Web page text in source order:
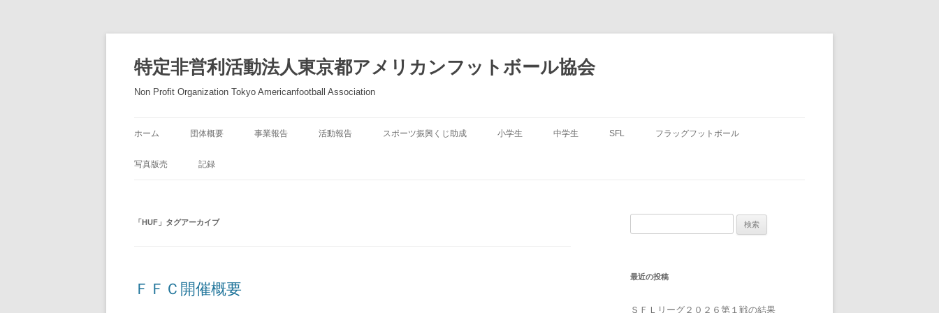
テ
ン
ツ
へ
ス
特定非営利活動法人東京都アメリカンフットボール協会
Non Profit Organization Tokyo Americanfootball Association
ホーム 団体概要 事業報告 活動報告 スポーツ振興くじ助成 小学生 中学生 SFL フラッグフットボール
写真版売 記録
「HUF 」タグアーカイブ
ＦＦＣ開催概要
最近の投稿
ＳＦＬリーグ２０２６第１戦の結果